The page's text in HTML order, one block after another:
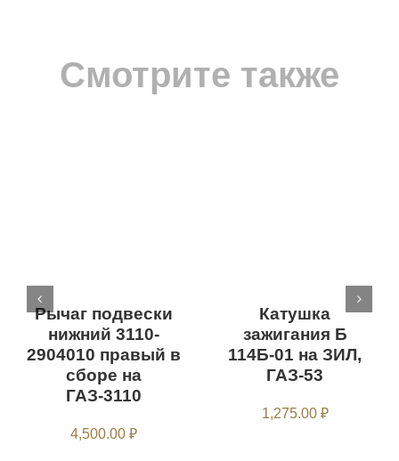
Смотрите также
Рычаг подвески
нижний 3110-
2904010 правый в
сборе на
ГАЗ-3110
4,500.00₽
Катушка
зажигания Б
114Б-01 на ЗИЛ,
ГАЗ-53
1,275.00 ₽